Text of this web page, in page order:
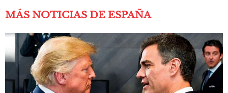
MÁS NOTICIAS DE ESPAÑA